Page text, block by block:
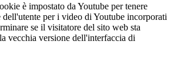
è impostato da Youtube per tenere
dell'utente per i video di Youtube incorporati
se il visitatore del sito web sta
vecchia versione dell'interfaccia di